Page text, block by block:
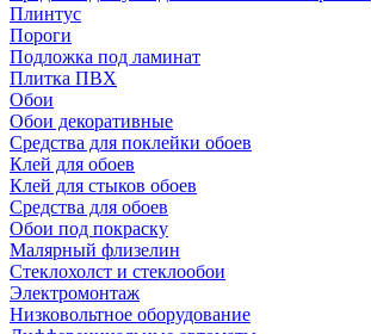
Плинтус
Пороги
Подложка под ламинат
Плитка ПВХ
Обои
Обои декоративные
Средства для поклейки обоев
Клей для обоев
Клей для стыков обоев
Средства для обоев
Обои под покраску
Малярный флизелин
Стеклохолст и стеклообои
Электромонтаж
Низковольтное оборудование